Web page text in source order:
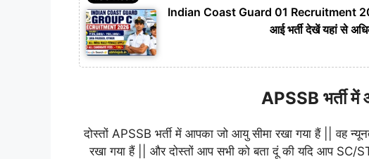
Indian Coast Guard 01 Recruitment
आई भर्ती देखें यहां से
APSSB भर्ती में
दोस्तों APSSB भर्ती में आपका जो आयु सीमा रखा गया हैं || वह
रखा गया हैं || और दोस्तों आप सभी को बता दूं की यदि आप